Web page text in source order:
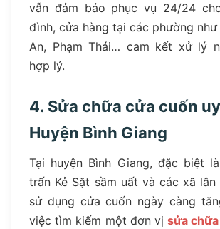
vẫn đảm bảo phục vụ 24/24
đình, cửa hàng tại các phường như
An, Phạm Thái… cam kết xử lý
hợp lý.
4. Sửa chữa cửa cuốn
Huyện Bình Giang
Tại huyện Bình Giang, đặc biệt
trấn Kẻ Sặt sầm uất và các xã lân
sử dụng cửa cuốn ngày càng
việc tìm kiếm một đơn vịsửa